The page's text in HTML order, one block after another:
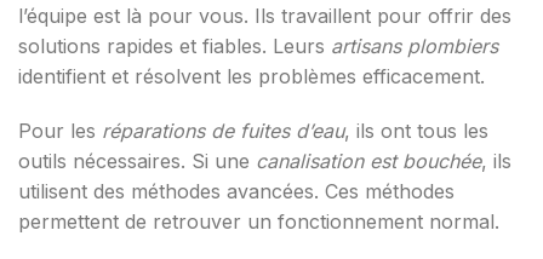
l’équipe est là pour vous. Ils travaillent pour offrir des
solutions rapides et fiables. Leurs artisans plombiers
identifient et résolvent les problèmes efficacement.
Pour les réparations de fuites d’eau, ils ont tous les
outils nécessaires. Si une canalisation est bouchée, ils
utilisent des méthodes avancées. Ces méthodes
permettent de retrouver un fonctionnement normal.